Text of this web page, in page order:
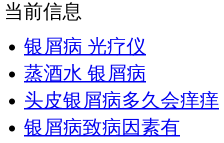
当前信息
银屑病 光疗仪
蒸酒水 银屑病
头皮银屑病多久会痒痒
银屑病致病因素有